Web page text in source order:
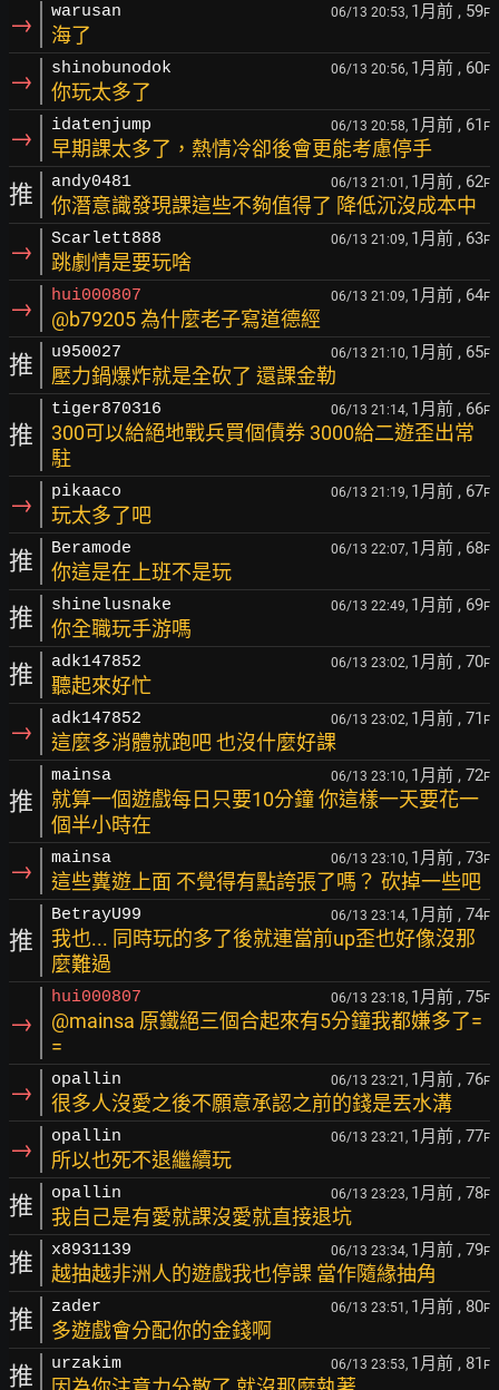
→ warusan 06/13 20:53, 1月前 , 59F
海了
→ shinobunodok 06/13 20:56, 1月前 , 60F
你玩太多了
→ idatenjump 06/13 20:58, 1月前 , 61 F
早期課太多了，熱情冷卻後會更能考慮停手
推 andy0481 06/13 21:01, 1月前 , 62F
你潛意識發現課這些不夠值得了 降低沉沒成本中
→ Scarlett888 06/13 21:09, 1月前 , 63F
跳劇情是要玩啥
→ hui000807 06/13 21:09, 1月前 , 64F
@b79205 為什麼老子寫道德經
推 u950027 06/13 21:10, 1月前 , 65F
壓力鍋爆炸就是全砍了 還課金勒
推
tiger870316 06/13 21:14, 1月前 , 66F
300可以給絕地戰兵買個債券 3000給二遊歪出常
駐
→ pikaaco 06/13 21:19, 1月前 , 67F
玩太多了吧
推 Beramode 06/13 22:07, 1月前 , 68F
你這是在上班不是玩
推 shinelusnake 06/13 22:49, 1月前 , 69F
你全職玩手游嗎
推 adk147852 06/13 23:02, 1月前 , 70F
聽起來好忙
→ adk147852 06/13 23:02, 1月前 , 71 F
這麼多消體就跑吧 也沒什麼好課
推
mainsa 06/13 23:10, 1月前 , 72F
就算一個遊戲每日只要10分鐘 你這樣一天要花一
個半小時在
→ mainsa 06/13 23:10, 1月前 , 73F
這些糞遊上面 不覺得有點誇張了嗎？ 砍掉一些吧
推
BetrayU99 06/13 23:14, 1月前 , 74F
我也... 同時玩的多了後就連當前up歪也好像沒那
麼難過
→
hui000807 06/13 23:18, 1月前 , 75F
@mainsa 原鐵絕三個合起來有5分鐘我都嫌多了=
=
→ opallin 06/13 23:21, 1月前 , 76F
很多人沒愛之後不願意承認之前的錢是丟水溝
→ opallin 06/13 23:21, 1月前 , 77F
所以也死不退繼續玩
推 opallin 06/13 23:23, 1月前 , 78F
我自己是有愛就課沒愛就直接退坑
推 x8931139 06/13 23:34, 1月前 , 79F
越抽越非洲人的遊戲我也停課 當作隨緣抽角
推 zader 06/13 23:51, 1月前 , 80F
多遊戲會分配你的金錢啊
推 urzakim 06/13 23:53, 1月前 , 81 F